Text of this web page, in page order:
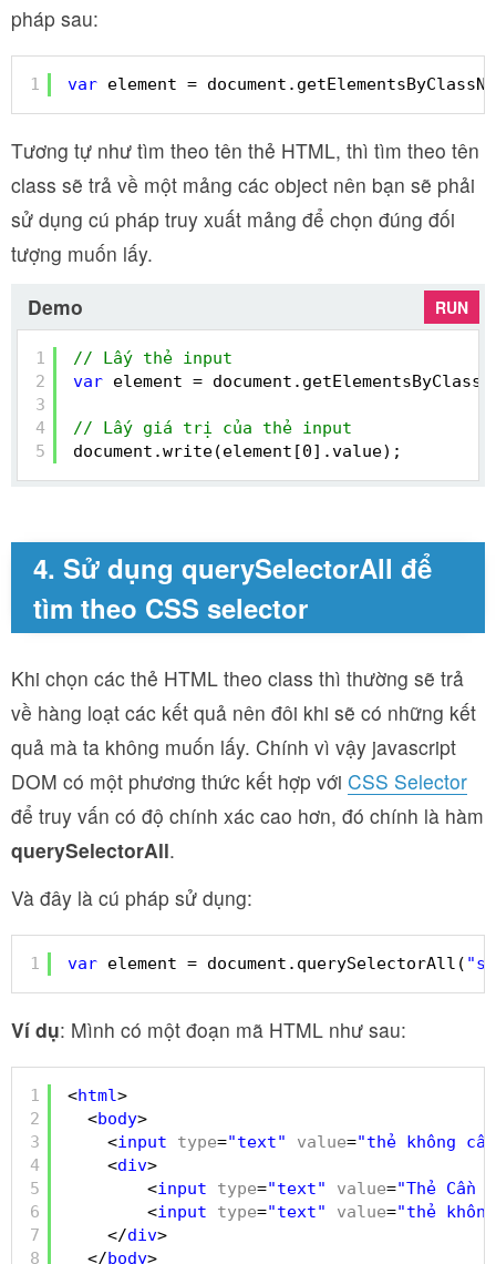
pháp sau:
1 var element =
Tương tự như tìm theo tên thẻ HTML, thì tìm theo tên
class sẽ trả về một mảng các object nên bạn sẽ phải
sử dụng cú pháp truy xuất mảng để chọn đúng đối
tượng muốn lấy.
Demo
RUN
1
2
3
4
5
// Lấy thẻ input
var element =
// Lấy giá trị của thẻ input
document.write(element[0].value);
4. Sử dụng querySelectorAll để
tìm theo CSS selector
Khi chọn các thẻ HTML theo class thì thường sẽ trả
về hàng loạt các kết quả nên đôi khi sẽ có những kết
quả mà ta không muốn lấy. Chính vì vậy javascript
DOM có một phương thức kết hợp với CSS Selector
để truy vấn có độ chính xác cao hơn, đó chính là hàm
querySelectorAll.
Và đây là cú pháp sử dụng:
1 var element = document.querySelectorAll(
Ví dụ: Mình có một đoạn mã HTML như sau:
1
2
3
4
5
6
7
8
<html>
<body>
<input type="text" value="thẻ không
<div>
<input type="text" value="Thẻ Cần
<input type="text" value="thẻ
</div>
</body>